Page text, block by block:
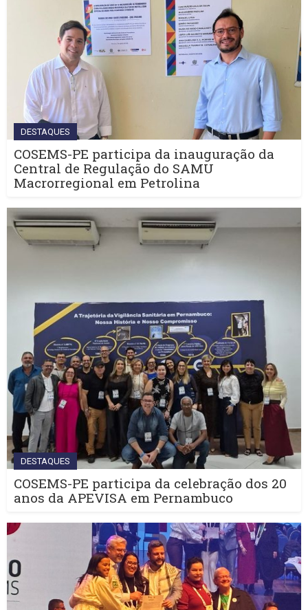
DESTAQUES
COSEMS-PE participa da inauguração da
Central de Regulação do SAMU
Macrorregional em Petrolina
DESTAQUES
COSEMS-PE participa da celebração dos 20
anos da APEVISA em Pernambuco